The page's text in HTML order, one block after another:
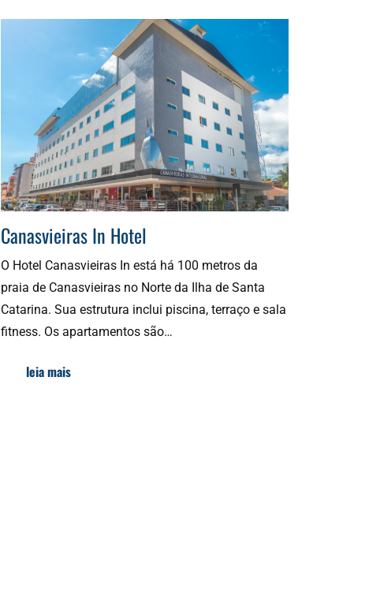
Canasvieiras In Hotel
O Hotel Canasvieiras In está há 100 metros da
praia de Canasvieiras no Norte da Ilha de Santa
Catarina. Sua estrutura inclui piscina, terraço e sala
fitness. Os apartamentos são…
leia mais